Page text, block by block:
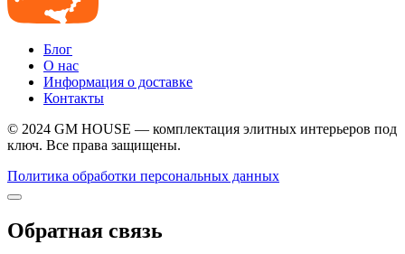
Блог
О нас
Информация о доставке
Контакты
© 2024 GM HOUSE — комплектация элитных интерьеров под
ключ. Все права защищены.
Политика обработки персональных данных
Обратная связь